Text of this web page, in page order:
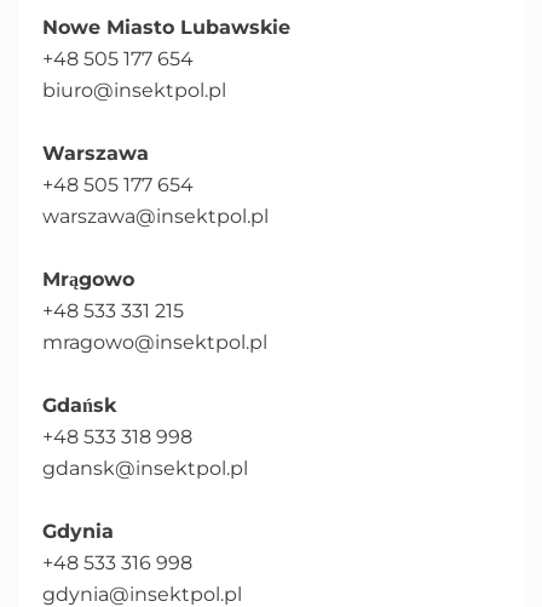
Nowe Miasto Lubawskie
+48 505 177 654
biuro@insektpol.pl
Warszawa
+48 505 177 654
warszawa@insektpol.pl
Mrągowo
+48 533 331 215
mragowo@insektpol.pl
Gdańsk
+48 533 318 998
gdansk@insektpol.pl
Gdynia
+48 533 316 998
gdynia@insektpol.pl